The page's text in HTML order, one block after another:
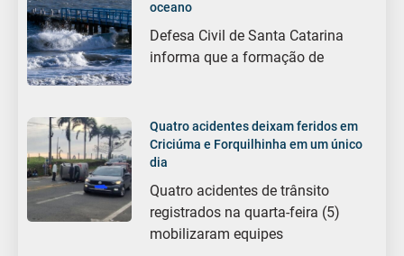
oceano
Defesa Civil de Santa Catarina
informa que a formação de
Quatro acidentes deixam feridos em
Criciúma e Forquilhinha em um único
dia
Quatro acidentes de trânsito
registrados na quarta-feira (5)
mobilizaram equipes